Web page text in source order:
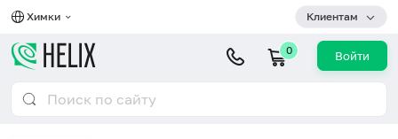
Химки Клиентам
0 Войти